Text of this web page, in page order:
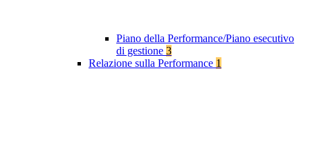
Piano della Performance/Piano esecutivo
di gestione 3
Relazione sulla Performance 1